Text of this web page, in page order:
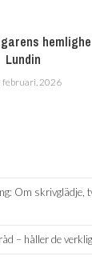
Lundin
februari, 2026
Om skrivglädje,
– håller de